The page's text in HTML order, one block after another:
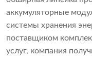
аккумуляторные
системы хранения
поставщиком
услуг, компания